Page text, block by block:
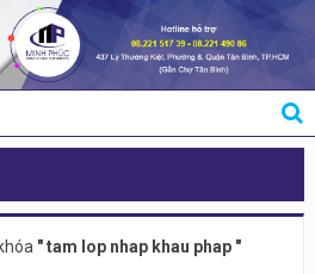
" tam lop nhap khau phap "